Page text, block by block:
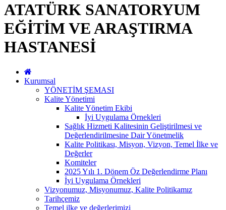
ATATÜRK SANATORYUM
EĞİTİM VE ARAŞTIRMA
HASTANESİ
Kurumsal
YÖNETİM ŞEMASI
Kalite Yönetimi
Kalite Yönetim Ekibi
İyi Uygulama Örnekleri
Sağlık Hizmeti Kalitesinin Geliştirilmesi ve
Değerlendirilmesine Dair Yönetmelik
Kalite Politikası, Misyon, Vizyon, Temel İlke ve
Değerler
Komiteler
2025 Yılı 1. Dönem Öz Değerlendirme Planı
İyi Uygulama Örnekleri
Vizyonumuz, Misyonumuz, Kalite Politikamız
Tarihçemiz
Temel ilke ve değerlerimizi